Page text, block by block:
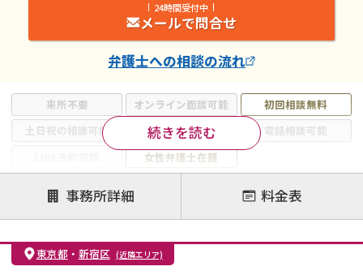
来所不要 オンライン面談可能
初回相談無料
土日祝の相談可能
19時以降電話可能
電話相談可能
女性弁護士在籍
注力案件
離婚前相談
離婚調停
離婚裁判
親権・面会交流権
DV
モラハラ
不貞・不倫慰謝料請求
国際離婚
続きを読む
24時間受付中
メールで問合せ
弁護士への相談の流れ
事務所詳細 料金表
東京都 ・ 新宿区 (近隣エリア)